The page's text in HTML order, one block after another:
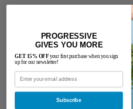
PROGRESSIVE
GIVES YOU MORE
GET 15% OFF your first purchase when you sign
up for our newsletter!
Subscribe